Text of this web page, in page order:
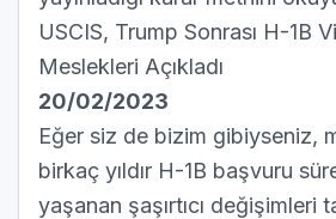
USCIS, Trump Sonrası H-1B
Meslekleri Açıkladı
20/02/2023
Eğer siz de bizim gibiyseniz,
birkaç yıldır H-1B başvuru
yaşanan şaşırtıcı değişimleri